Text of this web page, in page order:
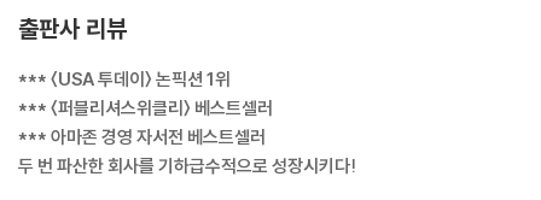
“이 타운홀 미팅이 끝나면,” 나는 말을 이었다. “저는 저곳부터 살펴볼 겁
니다.” 나는 내 뒤에 있는 문을 가리켰다. 구내식당에서 물류센터로 이어지
는 문이었다. “급여를 지급하려면 뭐라도 내다 팔 것을 찾아야 하니까요.”
잉여 고철, 선반, 프린터, 폐기물 등 애슐리스튜어트가 현금 조달을 위해
출판사 리뷰
*** 〈USA 투데이〉 논픽션 1위
*** 〈퍼블리셔스위클리〉 베스트셀러
*** 아마존 경영 자서전 베스트셀러
두 번 파산한 회사를 기하급수적으로 성장시키다!